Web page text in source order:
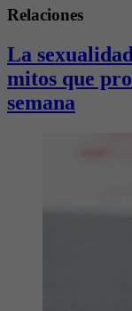
Relaciones
La
mitos que
semana